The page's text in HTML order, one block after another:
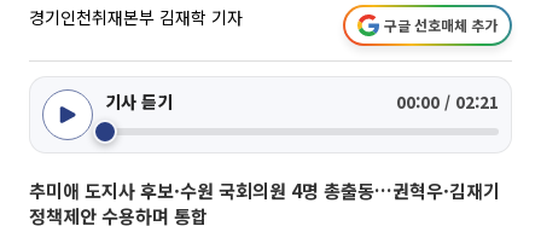
경기인천취재본부 김재학 기자 구글 선호매체 추가
기사 듣기 00:00 / 02:21
추미애 도지사 후보·수원 국회의원 4명 총출동…권혁우·김재기
정책제안 수용하며 통합